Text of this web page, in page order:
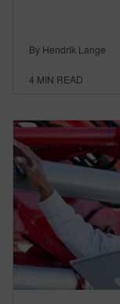
By Hendrik Lange
4 MIN READ